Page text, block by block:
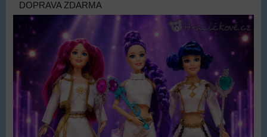
DOPRAVA ZDARMA